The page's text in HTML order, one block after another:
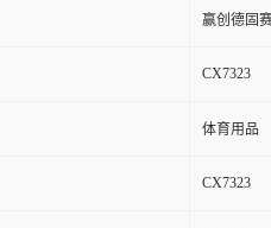
赢创德固
CX7323
体育用品
CX7323